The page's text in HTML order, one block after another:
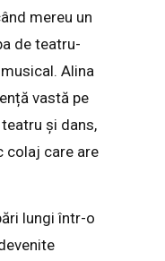
mereu un
de teatru-
Alina
vastă pe
și dans,
colaj care are
lungi într-o